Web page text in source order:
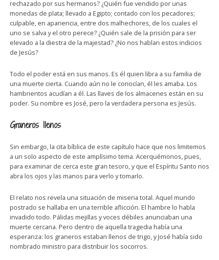
rechazado por sus hermanos? ¿Quién fue vendido por unas
monedas de plata; llevado a Egipto; contado con los pecadores;
culpable, en apariencia, entre dos malhechores, de los cuales el
uno se salva y el otro perece? ¿Quién sale de la prisión para ser
elevado a la diestra de la majestad? ¿No nos hablan estos indicios
de Jesús?
Todo el poder está en sus manos. Es él quien libra a su familia de
una muerte cierta. Cuando aún no le conocían, él les amaba. Los
hambrientos acudían a él. Las llaves de los almacenes están en su
poder. Su nombre es José, pero la verdadera persona es Jesús.
Graneros llenos
Sin embargo, la cita bíblica de este capítulo hace que nos limitemos
a un solo aspecto de este amplísimo tema. Acerquémonos, pues,
para examinar de cerca este gran tesoro, y que el Espíritu Santo nos
abra los ojos y las manos para verlo y tomarlo.
El relato nos revela una situación de miseria total. Aquel mundo
postrado se hallaba en una terrible aflicción. El hambre lo habla
invadido todo. Pálidas mejillas y voces débiles anunciaban una
muerte cercana. Pero dentro de aquella tragedia había una
esperanza: los graneros estaban llenos de trigo, y José había sido
nombrado ministro para distribuir los socorros.